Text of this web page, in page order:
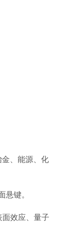
、能源、化
悬键。
效应、量子